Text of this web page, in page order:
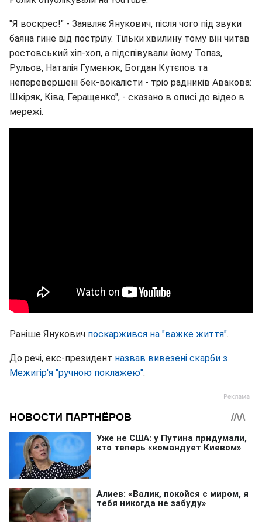
"Я воскрес!" - Заявляє Янукович, після чого під звуки
баяна гине від пострілу. Тільки хвилину тому він читав
ростовський хіп-хоп, а підспівували йому Топаз,
Рульов, Наталія Гуменюк, Богдан Кутєпов та
неперевершені бек-вокалісти - тріо радників Авакова:
Шкіряк, Ківа, Геращенко", - сказано в описі до відео в
мережі.
Раніше Янукович поскаржився на "важке життя".
До речі, екс-президент назвав вивезені скарби з
Межигір'я "ручною поклажею".